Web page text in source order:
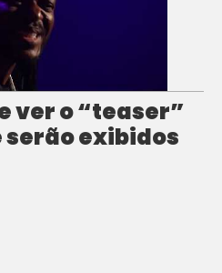
ver o “teaser”
serão exibidos